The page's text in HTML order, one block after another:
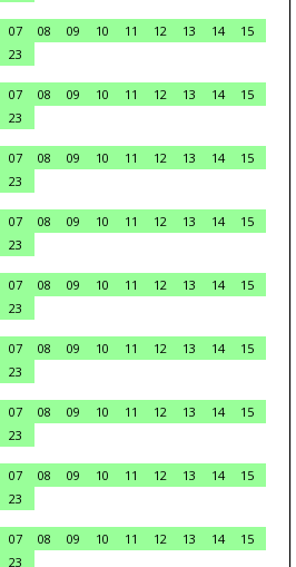
07 08 09 10 11 12 13 14
15
23
07 08 09 10 11 12 13 14
15
23
07 08 09 10 11 12 13 14
15
23
07 08 09 10 11 12 13 14
15
23
07 08 09 10 11 12 13 14
15
23
07 08 09 10 11 12 13 14
15
23
07 08 09 10 11 12 13 14
15
23
07 08 09 10 11 12 13 14
15
23
07 08 09 10 11 12 13 14
15
23